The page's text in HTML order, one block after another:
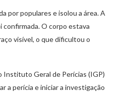
por populares e isolou a área. A
confirmada. O corpo estava
visível, o que dificultou o
Instituto Geral de Perícias (IGP)
a perícia e iniciar a investigação